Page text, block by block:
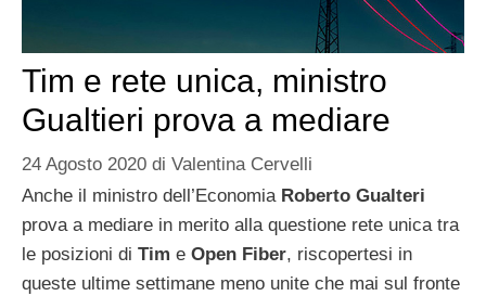
Tim e rete unica, ministro
Gualtieri prova a mediare
24 Agosto 2020 di Valentina Cervelli
Anche il ministro dell’Economia Roberto Gualteri
prova a mediare in merito alla questione rete unica tra
le posizioni di Tim e Open Fiber, riscopertesi in
queste ultime settimane meno unite che mai sul fronte